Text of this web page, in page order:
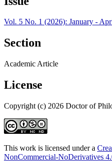
Vol. 5 No. 1 (2026): January -
Section
Academic Article
License
Copyright (c) 2026 Doctor of
This work is licensed under a
NonCommercial-NoDerivatives